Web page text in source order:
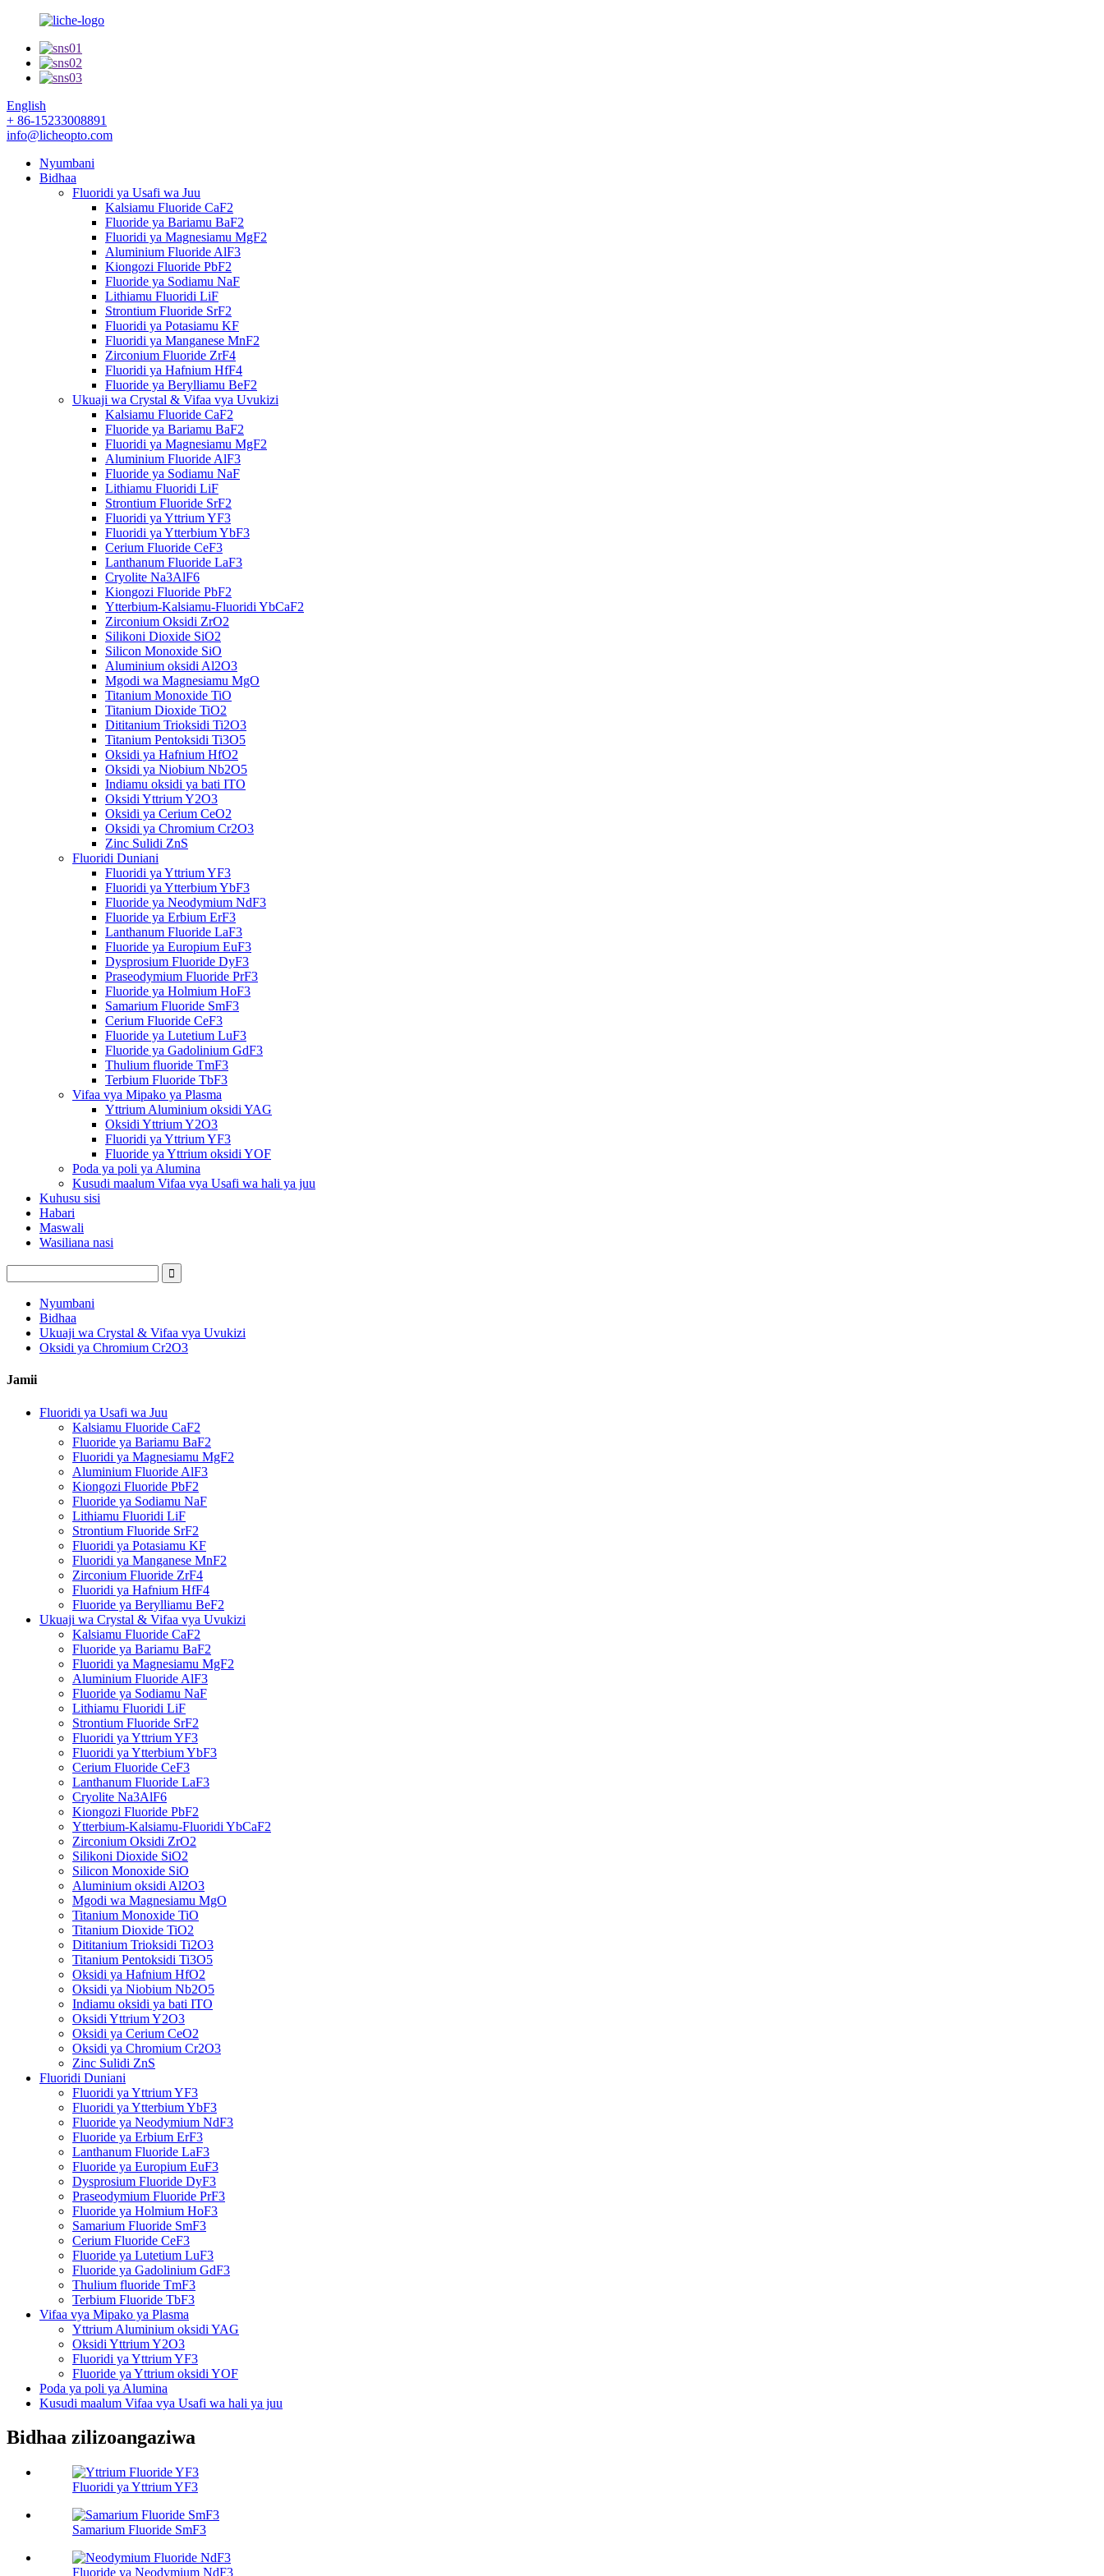
English
+ 86-15233008891
info@licheopto.com
Nyumbani
Bidhaa
Fluoridi ya Usafi wa Juu
Kalsiamu Fluoride CaF2
Fluoride ya Bariamu BaF2
Fluoridi ya Magnesiamu MgF2
Aluminium Fluoride AlF3
Kiongozi Fluoride PbF2
Fluoride ya Sodiamu NaF
Lithiamu Fluoridi LiF
Strontium Fluoride SrF2
Fluoridi ya Potasiamu KF
Fluoridi ya Manganese MnF2
Zirconium Fluoride ZrF4
Fluoridi ya Hafnium HfF4
Fluoride ya Berylliamu BeF2
Ukuaji wa Crystal & Vifaa vya Uvukizi
Kalsiamu Fluoride CaF2
Fluoride ya Bariamu BaF2
Fluoridi ya Magnesiamu MgF2
Aluminium Fluoride AlF3
Fluoride ya Sodiamu NaF
Lithiamu Fluoridi LiF
Strontium Fluoride SrF2
Fluoridi ya Yttrium YF3
Fluoridi ya Ytterbium YbF3
Cerium Fluoride CeF3
Lanthanum Fluoride LaF3
Cryolite Na3AlF6
Kiongozi Fluoride PbF2
Ytterbium-Kalsiamu-Fluoridi YbCaF2
Zirconium Oksidi ZrO2
Silikoni Dioxide SiO2
Silicon Monoxide SiO
Aluminium oksidi Al2O3
Mgodi wa Magnesiamu MgO
Titanium Monoxide TiO
Titanium Dioxide TiO2
Dititanium Trioksidi Ti2O3
Titanium Pentoksidi Ti3O5
Oksidi ya Hafnium HfO2
Oksidi ya Niobium Nb2O5
Indiamu oksidi ya bati ITO
Oksidi Yttrium Y2O3
Oksidi ya Cerium CeO2
Oksidi ya Chromium Cr2O3
Zinc Sulidi ZnS
Fluoridi Duniani
Fluoridi ya Yttrium YF3
Fluoridi ya Ytterbium YbF3
Fluoride ya Neodymium NdF3
Fluoride ya Erbium ErF3
Lanthanum Fluoride LaF3
Fluoride ya Europium EuF3
Dysprosium Fluoride DyF3
Praseodymium Fluoride PrF3
Fluoride ya Holmium HoF3
Samarium Fluoride SmF3
Cerium Fluoride CeF3
Fluoride ya Lutetium LuF3
Fluoride ya Gadolinium GdF3
Thulium fluoride TmF3
Terbium Fluoride TbF3
Vifaa vya Mipako ya Plasma
Yttrium Aluminium oksidi YAG
Oksidi Yttrium Y2O3
Fluoridi ya Yttrium YF3
Fluoride ya Yttrium oksidi YOF
Poda ya poli ya Alumina
Kusudi maalum Vifaa vya Usafi wa hali ya juu
Kuhusu sisi
Habari
Maswali
Wasiliana nasi
Nyumbani
Bidhaa
Ukuaji wa Crystal & Vifaa vya Uvukizi
Oksidi ya Chromium Cr2O3
Jamii
Fluoridi ya Usafi wa Juu
Kalsiamu Fluoride CaF2
Fluoride ya Bariamu BaF2
Fluoridi ya Magnesiamu MgF2
Aluminium Fluoride AlF3
Kiongozi Fluoride PbF2
Fluoride ya Sodiamu NaF
Lithiamu Fluoridi LiF
Strontium Fluoride SrF2
Fluoridi ya Potasiamu KF
Fluoridi ya Manganese MnF2
Zirconium Fluoride ZrF4
Fluoridi ya Hafnium HfF4
Fluoride ya Berylliamu BeF2
Ukuaji wa Crystal & Vifaa vya Uvukizi
Kalsiamu Fluoride CaF2
Fluoride ya Bariamu BaF2
Fluoridi ya Magnesiamu MgF2
Aluminium Fluoride AlF3
Fluoride ya Sodiamu NaF
Lithiamu Fluoridi LiF
Strontium Fluoride SrF2
Fluoridi ya Yttrium YF3
Fluoridi ya Ytterbium YbF3
Cerium Fluoride CeF3
Lanthanum Fluoride LaF3
Cryolite Na3AlF6
Kiongozi Fluoride PbF2
Ytterbium-Kalsiamu-Fluoridi YbCaF2
Zirconium Oksidi ZrO2
Silikoni Dioxide SiO2
Silicon Monoxide SiO
Aluminium oksidi Al2O3
Mgodi wa Magnesiamu MgO
Titanium Monoxide TiO
Titanium Dioxide TiO2
Dititanium Trioksidi Ti2O3
Titanium Pentoksidi Ti3O5
Oksidi ya Hafnium HfO2
Oksidi ya Niobium Nb2O5
Indiamu oksidi ya bati ITO
Oksidi Yttrium Y2O3
Oksidi ya Cerium CeO2
Oksidi ya Chromium Cr2O3
Zinc Sulidi ZnS
Fluoridi Duniani
Fluoridi ya Yttrium YF3
Fluoridi ya Ytterbium YbF3
Fluoride ya Neodymium NdF3
Fluoride ya Erbium ErF3
Lanthanum Fluoride LaF3
Fluoride ya Europium EuF3
Dysprosium Fluoride DyF3
Praseodymium Fluoride PrF3
Fluoride ya Holmium HoF3
Samarium Fluoride SmF3
Cerium Fluoride CeF3
Fluoride ya Lutetium LuF3
Fluoride ya Gadolinium GdF3
Thulium fluoride TmF3
Terbium Fluoride TbF3
Vifaa vya Mipako ya Plasma
Yttrium Aluminium oksidi YAG
Oksidi Yttrium Y2O3
Fluoridi ya Yttrium YF3
Fluoride ya Yttrium oksidi YOF
Poda ya poli ya Alumina
Kusudi maalum Vifaa vya Usafi wa hali ya juu
Bidhaa zilizoangaziwa
Fluoridi ya Yttrium YF3
Samarium Fluoride SmF3
Fluoride ya Neodymium NdF3